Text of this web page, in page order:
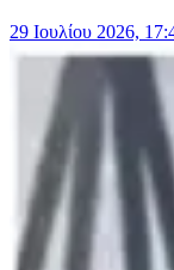
29 Ιουλίου 2026,